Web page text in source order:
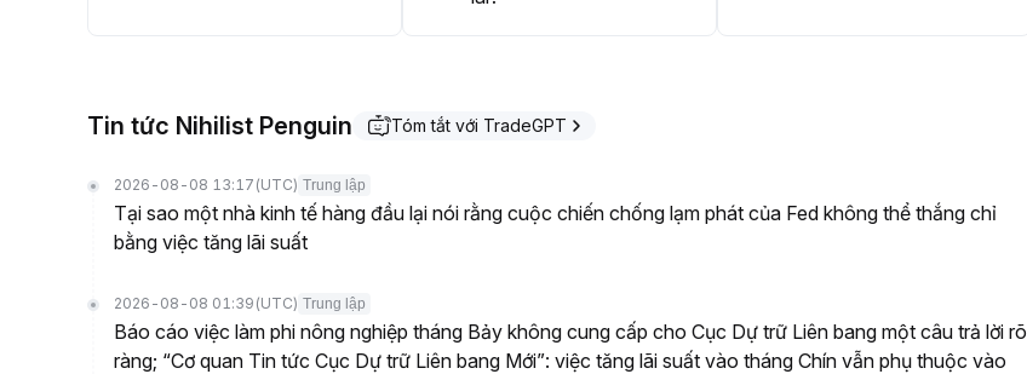
Tin tức Nihilist Penguin Tóm tắt với TradeGPT
2026-08-08 13:17 (UTC) Trung lập
Tại sao một nhà kinh tế hàng đầu lại nói rằng cuộc chiến chống lạm phát của Fed không thể thắng chỉ
bằng việc tăng lãi suất
2026-08-08 01:39 (UTC) Trung lập
Báo cáo việc làm phi nông nghiệp tháng Bảy không cung cấp cho Cục Dự trữ Liên bang một câu trả lời rõ
ràng; “Cơ quan Tin tức Cục Dự trữ Liên bang Mới”: việc tăng lãi suất vào tháng Chín vẫn phụ thuộc vào